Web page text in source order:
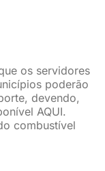
os servidores
poderão
devendo,
AQUI.
combustível